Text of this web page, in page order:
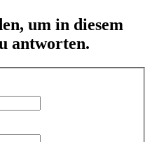
um in diesem
antworten.